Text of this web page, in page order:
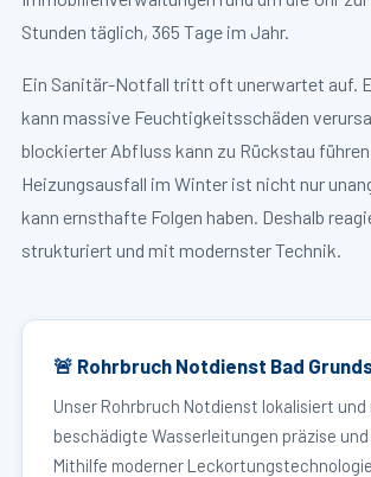
Stunden täglich, 365 Tage im Jahr.
Ein Sanitär-Notfall tritt oft unerwartet auf.
kann massive Feuchtigkeitsschäden
blockierter Abfluss kann zu Rückstau führen
Heizungsausfall im Winter ist nicht nur
kann ernsthafte Folgen haben. Deshalb
strukturiert und mit modernster Technik.
🚨 Rohrbruch Notdienst Bad
Unser Rohrbruch Notdienst lokalisiert
beschädigte Wasserleitungen präzise
Mithilfe moderner